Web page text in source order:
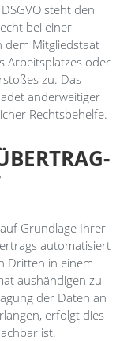
steht den
bei einer
dem Mitgliedstaat
Arbeitsplatzes oder
zu. Das
anderweitiger
Rechtsbehelfe.
Grundlage Ihrer
automatisiert
Dritten in einem
aushändigen zu
der Daten an
erfolgt dies
ist.